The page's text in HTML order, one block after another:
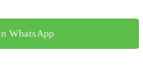
WhatsApp